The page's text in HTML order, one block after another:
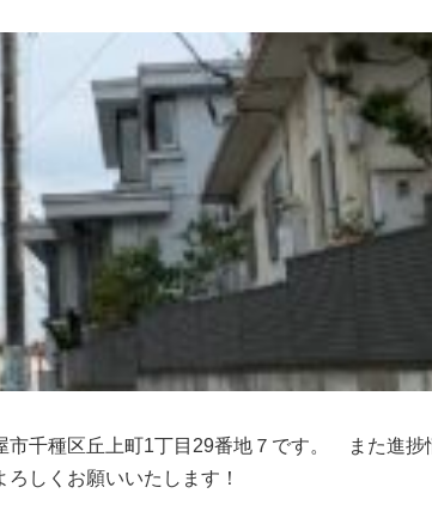
市千種区丘上町1丁目29番地７です。 また進捗
ろしくお願いいたします！